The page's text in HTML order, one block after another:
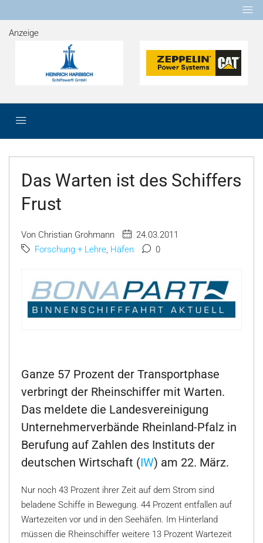
Anzeige
Das Warten ist des Schiffers
Frust
Von Christian Grohmann
24.03.2011
Forschung + Lehre, Häfen 0
Ganze 57 Prozent der Transportphase
verbringt der Rheinschiffer mit Warten.
Das meldete die Landesvereinigung
Unternehmerverbände Rheinland-Pfalz in
Berufung auf Zahlen des Instituts der
deutschen Wirtschaft (IW) am 22. März.
Nur noch 43 Prozent ihrer Zeit auf dem Strom sind
beladene Schiffe in Bewegung. 44 Prozent entfallen auf
Wartezeiten vor und in den Seehäfen. Im Hinterland
müssen die Rheinschiffer weitere 13 Prozent Wartezeit